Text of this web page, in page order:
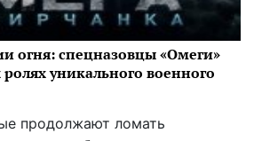
огня: спецназовцы «Омеги»
ролях уникального военного
продолжают ломать